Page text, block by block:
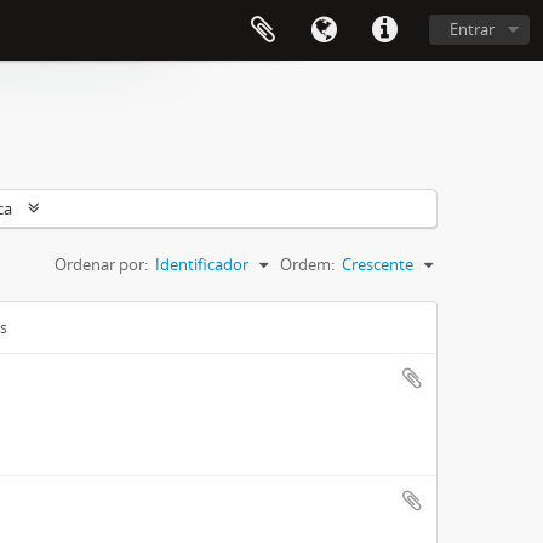
Entrar
Ordenar por: Identificador Ordem: Crescente